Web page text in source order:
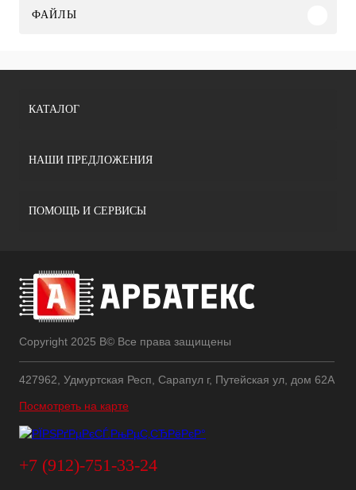
ФАЙЛЫ
КАТАЛОГ
НАШИ ПРЕДЛОЖЕНИЯ
ПОМОЩЬ И СЕРВИСЫ
Copyright 2025 В© Все права защищены
427962, Удмуртская Респ, Сарапул г, Путейская ул, дом 62А
Посмотреть на карте
+7 (912)-751-33-24